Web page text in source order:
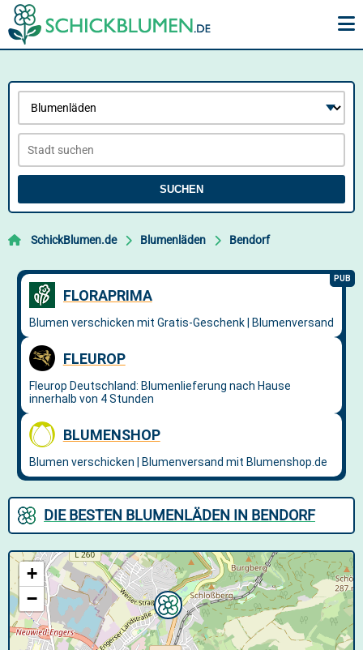
SUCHEN
SchickBlumen.de Blumenläden Bendorf
DIE BESTEN BLUMENLÄDEN IN BENDORF
+
−